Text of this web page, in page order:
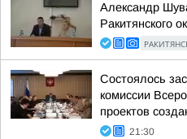
Александр
Ракитянского
Состоялось
комиссии
проектов
21:30